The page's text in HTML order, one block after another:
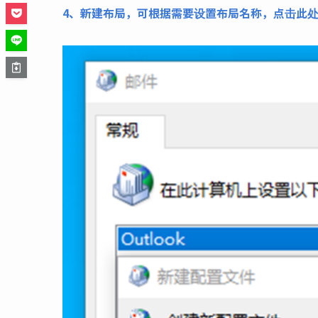
4、新建布局，可根据需要设置布局名称，点击此